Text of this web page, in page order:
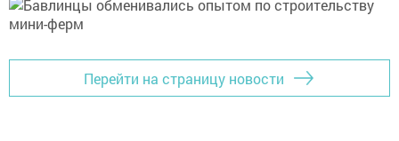
Перейти на страницу новости